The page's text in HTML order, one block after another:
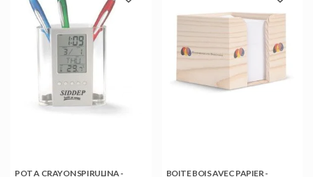
POT A CRAYON SPIRULINA -
BOITE BOIS AVEC PAPIER -